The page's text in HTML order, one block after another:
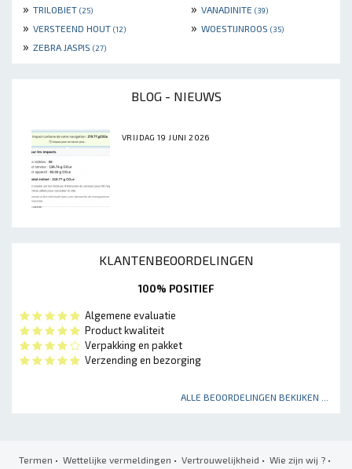
» TRILOBIET (25) » VANADINITE (39)
» VERSTEEND HOUT (12) » WOESTIJNROOS (35)
» ZEBRA JASPIS (27)
BLOG - NIEUWS
VRIJDAG 19 JUNI 2026
KLANTENBEOORDELINGEN
100% POSITIEF
Algemene evaluatie
Product kwaliteit
Verpakking en pakket
Verzending en bezorging
ALLE BEOORDELINGEN BEKIJKEN ...
Termen • Wettelijke vermeldingen • Vertrouwelijkheid • Wie zijn wij ? •